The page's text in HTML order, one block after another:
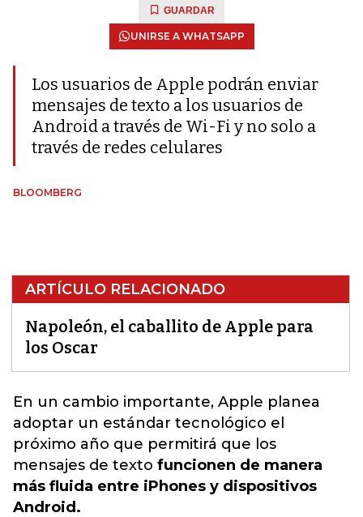
GUARDAR
UNIRSE A WHATSAPP
Los usuarios de Apple podrán enviar
mensajes de texto a los usuarios de
Android a través de Wi-Fi y no solo a
través de redes celulares
BLOOMBERG
ARTÍCULO RELACIONADO
Napoleón, el caballito de Apple para
los Oscar
En un cambio importante, Apple planea
adoptar un estándar tecnológico el
próximo año que permitirá que los
mensajes de texto funcionen de manera
más fluida entre iPhones y dispositivos
Android.